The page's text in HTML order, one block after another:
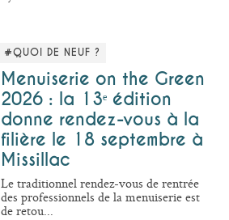
#QUOI DE NEUF ?
Menuiserie on the Green
2026 : la 13ᵉ édition
donne rendez-vous à la
filière le 18 septembre à
Missillac
Le traditionnel rendez-vous de rentrée
des professionnels de la menuiserie est
de retou...